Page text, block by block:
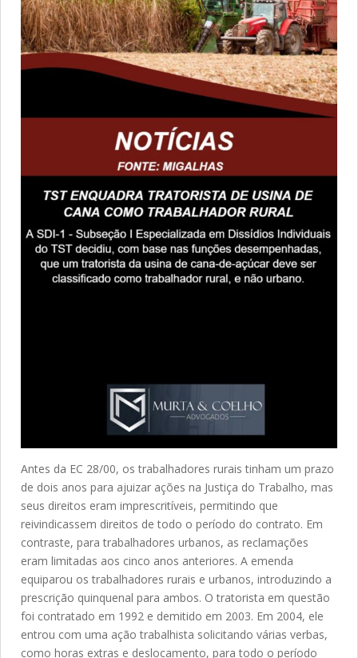
Antes da EC 28/00, os trabalhadores rurais tinham um prazo
de dois anos para ajuizar ações na Justiça do Trabalho, mas
seus direitos eram imprescritíveis, permitindo que
reivindicassem direitos de todo o período do contrato. Em
contraste, para trabalhadores urbanos, as reclamações
eram limitadas aos cinco anos anteriores. A emenda
equiparou os trabalhadores rurais e urbanos, introduzindo a
prescrição quinquenal para ambos. O tratorista em questão
foi contratado em 1992 e demitido em 2003. Em 2004, ele
entrou com uma ação trabalhista solicitando várias verbas,
como horas extras e deslocamento, para todo o período